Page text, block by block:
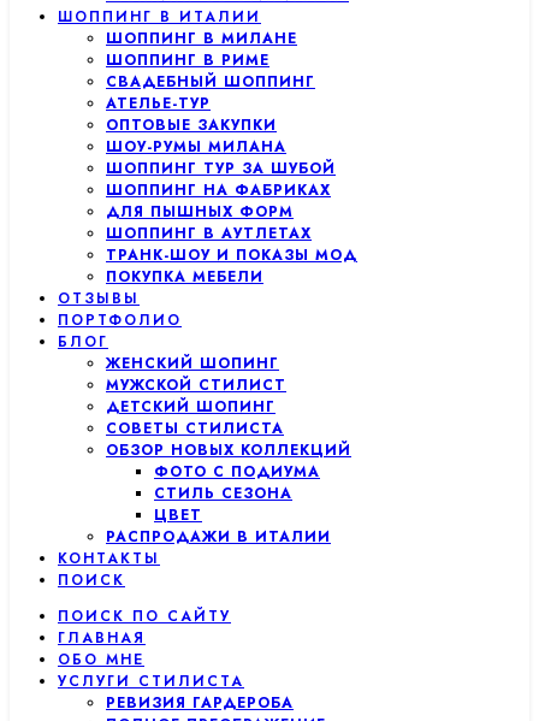
ШОППИНГ В ИТАЛИИ
ШОППИНГ В МИЛАНЕ
ШОППИНГ В РИМЕ
СВАДЕБНЫЙ ШОППИНГ
АТЕЛЬЕ-ТУР
ОПТОВЫЕ ЗАКУПКИ
ШОУ-РУМЫ МИЛАНА
ШОППИНГ ТУР ЗА ШУБОЙ
ШОППИНГ НА ФАБРИКАХ
ДЛЯ ПЫШНЫХ ФОРМ
ШОППИНГ В АУТЛЕТАХ
ТРАНК-ШОУ И ПОКАЗЫ МОД
ПОКУПКА МЕБЕЛИ
ОТЗЫВЫ
ПОРТФОЛИО
БЛОГ
ЖЕНСКИЙ ШОПИНГ
МУЖСКОЙ СТИЛИСТ
ДЕТСКИЙ ШОПИНГ
СОВЕТЫ СТИЛИСТА
ОБЗОР НОВЫХ КОЛЛЕКЦИЙ
ФОТО С ПОДИУМА
СТИЛЬ СЕЗОНА
ЦВЕТ
РАСПРОДАЖИ В ИТАЛИИ
КОНТАКТЫ
ПОИСК
ПОИСК ПО САЙТУ
ГЛАВНАЯ
ОБО МНЕ
УСЛУГИ СТИЛИСТА
РЕВИЗИЯ ГАРДЕРОБА